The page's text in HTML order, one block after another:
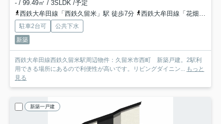
- / 99.49㎡ / 3SLDK /予定
西鉄大牟田線「西鉄久留米」駅 徒歩7分
西鉄大牟田線「花畑」駅 徒歩9分
駐車2台可
公共下水
新築
西鉄大牟田線西鉄久留米駅周辺物件：久留米市西町 新築戸建。2駅利
用できる場所にあるので利便性が高いです。リビングダイニン... もっと
見る
新築一戸建